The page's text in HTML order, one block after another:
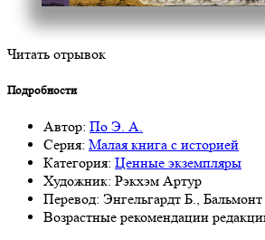
Читать отрывок
Подробности
Автор: По Э. А.
Серия: Малая книга с историей
Категория: Ценные экземпляры
Художник: Рэкхэм Артур
Перевод: Энгельгардт Б.,
Возрастные рекомендации